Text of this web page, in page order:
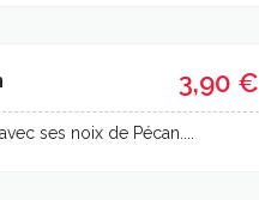
3,90 €
ses noix de Pécan....